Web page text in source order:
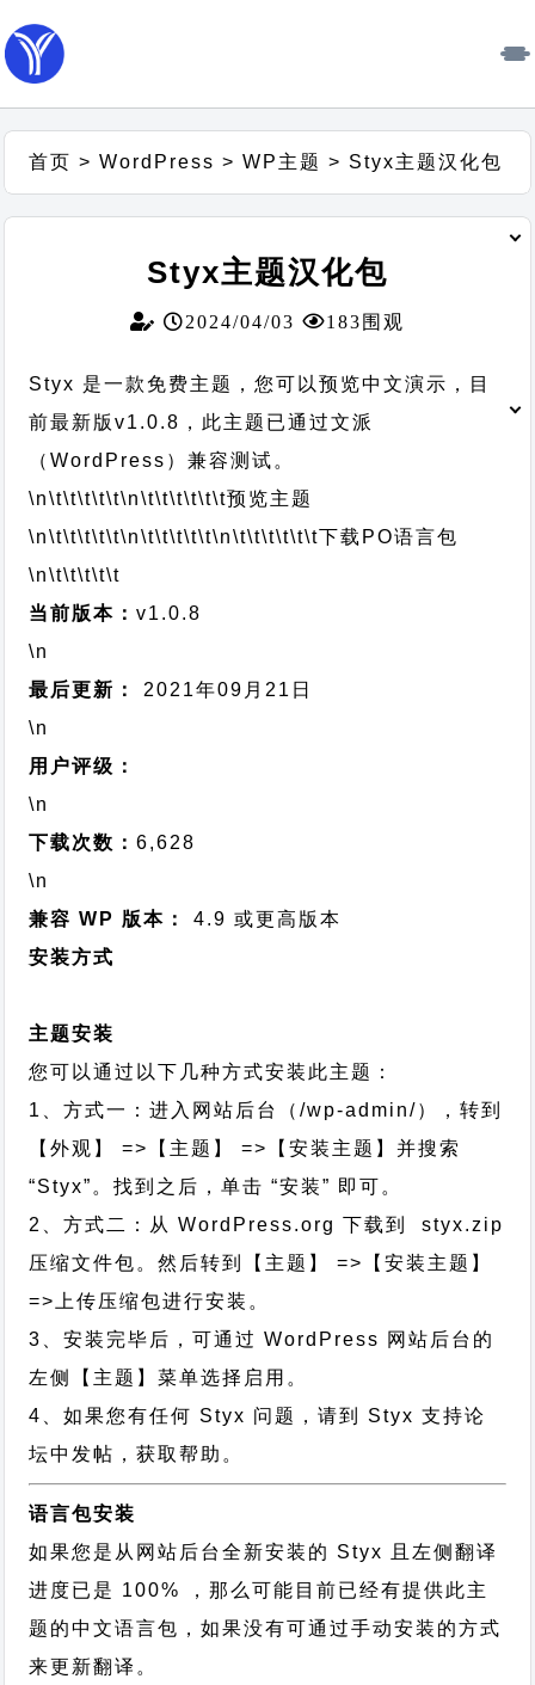
首页 >WordPress >WP主题 > Styx主题汉化包
Styx主题汉化包
2024/04/03 183围观
Styx 是一款免费主题，您可以预览中文演示，目
前最新版v1.0.8，此主题已通过文派
（WordPress）兼容测试。
\n\t\t\t\t\t\n\t\t\t\t\t\t预览主题
\n\t\t\t\t\t\n\t\t\t\t\t\n\t\t\t\t\t\t下载PO语言包
\n\t\t\t\t\t
当前版本：v1.0.8
\n
最后更新：
2021年09月21日
\n
用户评级：
\n
下载次数：6,628
\n
兼容 WP 版本：
4.9 或更高版本
安装方式
主题安装
您可以通过以下几种方式安装此主题：
1、方式一：进入网站后台（/wp-admin/），转到
【外观】 =>【主题】 =>【安装主题】并搜索
“Styx”。找到之后，单击 “安装” 即可。
2、方式二：从 WordPress.org 下载到 styx.zip
压缩文件包。然后转到【主题】 =>【安装主题】
=>上传压缩包进行安装。
3、安装完毕后，可通过 WordPress 网站后台的
左侧【主题】菜单选择启用。
4、如果您有任何 Styx 问题，请到 Styx 支持论
坛中发帖，获取帮助。
语言包安装
如果您是从网站后台全新安装的 Styx 且左侧翻译
进度已是 100% ，那么可能目前已经有提供此主
题的中文语言包，如果没有可通过手动安装的方式
来更新翻译。